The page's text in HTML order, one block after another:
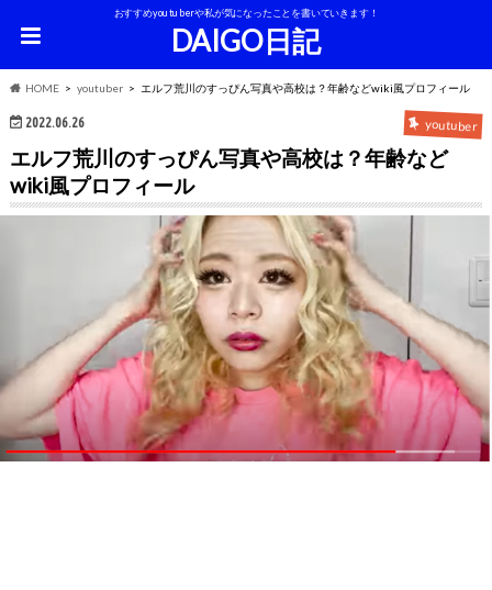
おすすめyoutuberや私が気になったことを書いていきます！
DAIGO日記
HOME youtuber エルフ荒川のすっぴん写真や高校は？年齢などwiki風プロフィール
2022.06.26 youtuber
エルフ荒川のすっぴん写真や高校は？年齢など
wiki風プロフィール